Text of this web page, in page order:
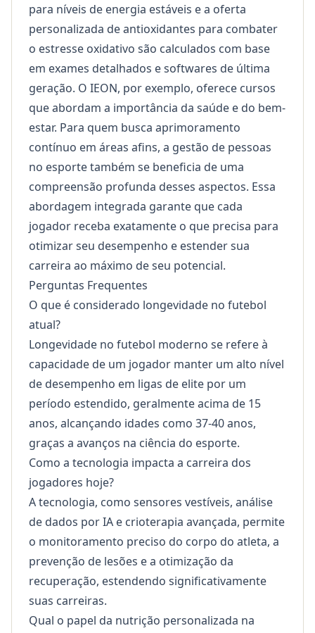
para níveis de energia estáveis e a oferta
personalizada de antioxidantes para combater
o estresse oxidativo são calculados com base
em exames detalhados e softwares de última
geração. O IEON, por exemplo, oferece cursos
que abordam a importância da saúde e do bem-
estar. Para quem busca aprimoramento
contínuo em áreas afins, a gestão de pessoas
no esporte também se beneficia de uma
compreensão profunda desses aspectos. Essa
abordagem integrada garante que cada
jogador receba exatamente o que precisa para
otimizar seu desempenho e estender sua
carreira ao máximo de seu potencial.
Perguntas Frequentes
O que é considerado longevidade no futebol
atual?
Longevidade no futebol moderno se refere à
capacidade de um jogador manter um alto nível
de desempenho em ligas de elite por um
período estendido, geralmente acima de 15
anos, alcançando idades como 37-40 anos,
graças a avanços na ciência do esporte.
Como a tecnologia impacta a carreira dos
jogadores hoje?
A tecnologia, como sensores vestíveis, análise
de dados por IA e crioterapia avançada, permite
o monitoramento preciso do corpo do atleta, a
prevenção de lesões e a otimização da
recuperação, estendendo significativamente
suas carreiras.
Qual o papel da nutrição personalizada na